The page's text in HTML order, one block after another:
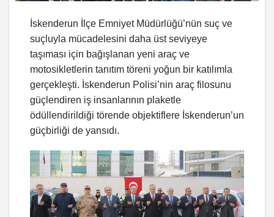
İskenderun İlçe Emniyet Müdürlüğü’nün suç ve
suçluyla mücadelesini daha üst seviyeye
taşıması için bağışlanan yeni araç ve
motosikletlerin tanıtım töreni yoğun bir katılımla
gerçekleşti. İskenderun Polisi’nin araç filosunu
güçlendiren iş insanlarının plaketle
ödüllendirildiği törende objektiflere İskenderun’un
güçbirliği de yansıdı.